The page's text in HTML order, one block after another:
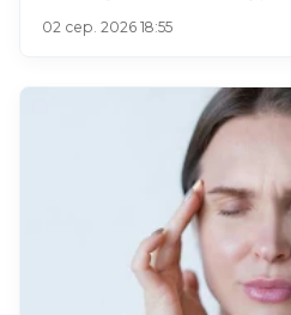
02 сер. 2026 18:55